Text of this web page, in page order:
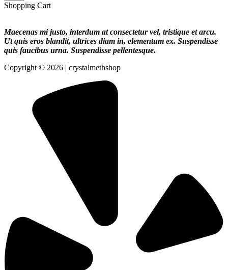
Shopping Cart
Maecenas mi justo, interdum at consectetur vel, tristique et arcu.
Ut quis eros blandit, ultrices diam in, elementum ex. Suspendisse
quis faucibus urna. Suspendisse pellentesque.
Copyright © 2026 | crystalmethshop